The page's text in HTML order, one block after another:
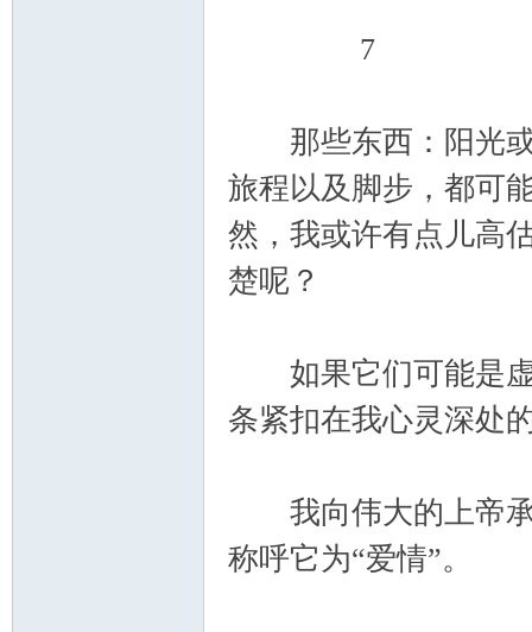
7
那些东西：阳光或
旅程以及脚步，都可
然，我或许有点儿高
楚呢？
如果它们可能是虚
条紧扣在我心灵深处
我向伟大的上帝承
称呼它为“爱情”。